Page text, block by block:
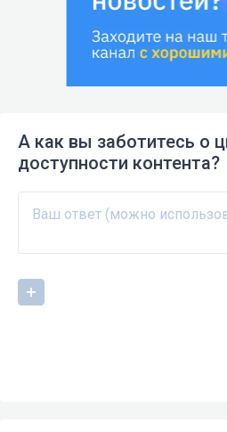
А как вы заботитесь о
доступности контента?